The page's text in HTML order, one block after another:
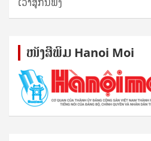
ໜັງ​ສື​ພິມ Hanoi Moi